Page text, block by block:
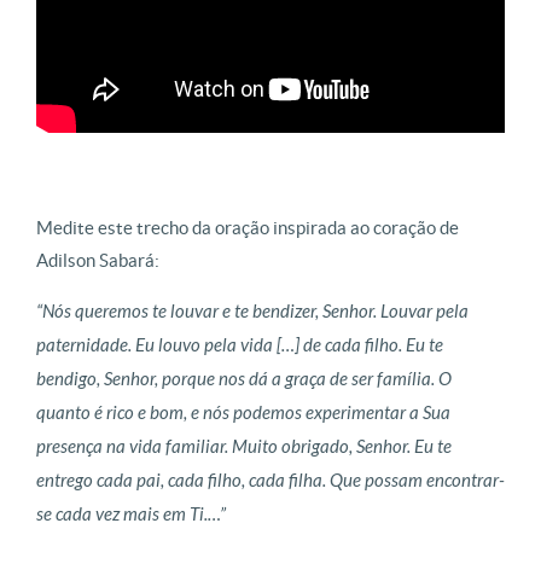
Medite este trecho da oração inspirada ao coração de
Adilson Sabará:
“Nós queremos te louvar e te bendizer, Senhor. Louvar pela
paternidade. Eu louvo pela vida […] de cada filho. Eu te
bendigo, Senhor, porque nos dá a graça de ser família. O
quanto é rico e bom, e nós podemos experimentar a Sua
presença na vida familiar. Muito obrigado, Senhor. Eu te
entrego cada pai, cada filho, cada filha. Que possam encontrar-
se cada vez mais em Ti.…”